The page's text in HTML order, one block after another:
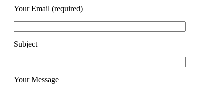
Your Email (required)
Subject
Your Message